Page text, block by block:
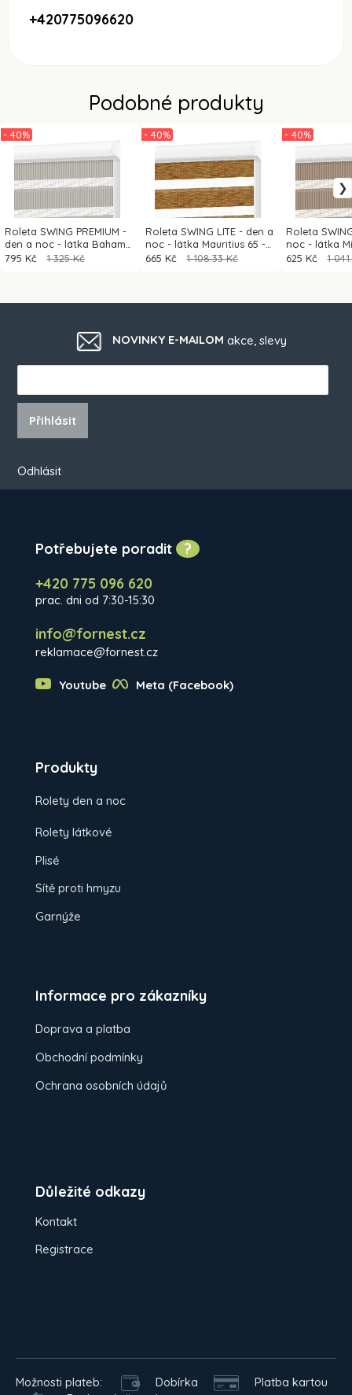
+420775096620
Podobné produkty
Roleta SWING PREMIUM -
den a noc - látka Bahama
1806 - šedá
- 40%
795 Kč 1 325 Kč
Roleta SWING LITE - den a
noc - látka Mauritius 65 -
hnědá (dub zlatý)
- 40%
665 Kč 1 108.33 Kč
Roleta
noc - látka
šedě hnědá
- 40%
625 Kč 1
NOVINKY E-MAILOM akce, slevy
Přihlásit
Odhlásit
Potřebujete poradit ?
+420 775 096 620
prac. dni od 7:30-15:30
info@fornest.cz
reklamace@fornest.cz
Youtube Meta (Facebook)
Produkty
Rolety den a noc
Rolety látkové
Plisé
Sítě proti hmyzu
Garnýže
Informace pro zákazníky
Doprava a platba
Obchodní podmínky
Ochrana osobních údajů
Důležité odkazy
Kontakt
Registrace
Možnosti plateb: Dobírka
Platba kartou